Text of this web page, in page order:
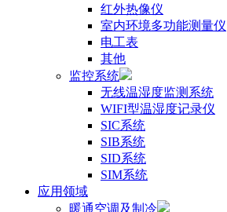
红外热像仪
室内环境多功能测量仪
电工表
其他
监控系统
无线温湿度监测系统
WIFI型温湿度记录仪
SIC系统
SIB系统
SID系统
SIM系统
应用领域
暖通空调及制冷